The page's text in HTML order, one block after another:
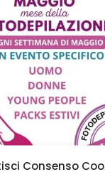
Consenso